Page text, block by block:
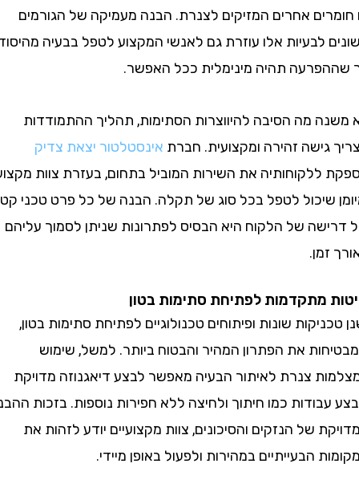
אחרים המזיקים לצנרת. הבנה מעמיקה של הגורמים
לבעיות אלו עוזרת גם לאנשי המקצוע לטפל בבעיה מהיסוד
תהיה מינימלית ככל האפשר.
מה הסיבה להיווצרות הסתימות, תהליך ההתמודדות
זהירה ומקצועית. חברתאינסטלטור יצאת צדיק
את השירות המוביל בתחום, בעזרת צוות מקצועי
שיכול לטפל בכל סוג של תקלה. הבנה של כל פרט טכני קטן
של הלקוח היא הבסיס לפתרונות שניתן לסמוך עליהם
מתקדמות לפתיחת סתימות בטון
שונות ופיתוחים טכנולוגיים לפתיחת סתימות בטון,
את הפתרון המהיר והבטוח ביותר. למשל, שימוש
צנרת לאיתור הבעיה מאפשר לבצע דיאגנוזה מדויקת
כמו חיתוך ולחיצה ללא חפירות נוספות. בזכות ההבנה
של הנזקים והסיכונים, צוות מקצועיים יודע לזהות את
הבעייתיים במהירות ולפעול באופן מיידי.